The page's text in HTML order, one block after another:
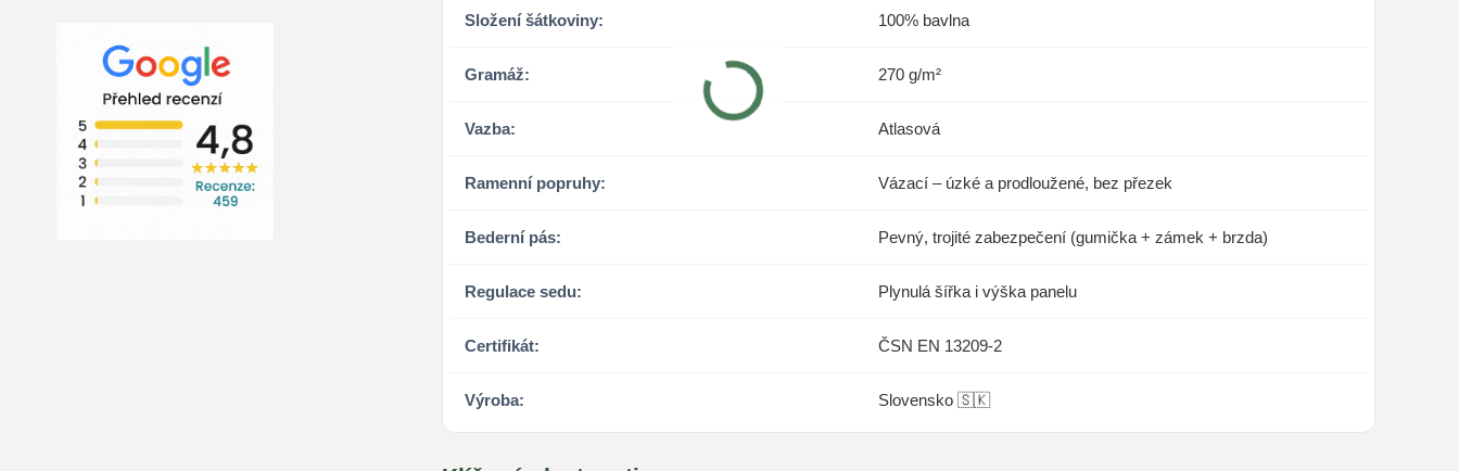
Složení šátkoviny: 100% bavlna
Gramáž: 270 g/m²
Vazba: Atlasová
Ramenní popruhy: Vázací – úzké a prodloužené, bez přezek
Bederní pás: Pevný, trojité zabezpečení (gumička + zámek + brzda)
Regulace sedu: Plynulá šířka i výška panelu
Certifikát: ČSN EN 13209-2
Výroba: Slovensko 🇸🇰